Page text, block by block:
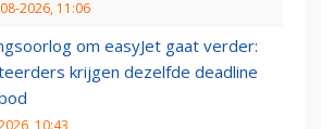
2026, 11:06
om easyJet gaat verder:
krijgen dezelfde deadline
10:43